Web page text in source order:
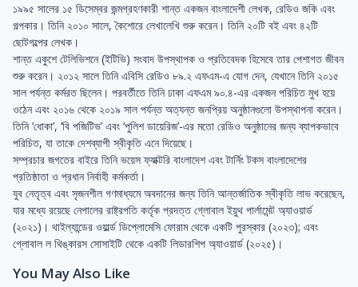
১৯৯৫ সালের ১৫ ডিসেম্বর জন্মগ্রহণকারী শান্ত একজন বাংলাদেশী লেখক, রেডিও জকি এবং
গল্পকার। তিনি ২০১০ সালে, কৈশোরে লেখালেখি শুরু করেন। তিনি ২০টি বই এবং ৪২টি
ছোটগল্পের লেখক।
শান্ত একুশে টেলিভিশনে (ইটিভি) সংবাদ উপস্থাপক ও প্রতিবেদক হিসেবে তার পেশাগত জীবন
শুরু করেন। ২০১২ সালে তিনি এবিসি রেডিও ৮৯.২ এফএম-এ যোগ দেন, যেখানে তিনি ২০১৫
সাল পর্যন্ত কর্মরত ছিলেন। পরবর্তীতে তিনি ঢাকা এফএম ৯০.৪-এর একজন পরিচিত মুখ হয়ে
ওঠেন এবং ২০১৬ থেকে ২০১৯ সাল পর্যন্ত অত্যন্ত জনপ্রিয় অনুষ্ঠানগুলো উপস্থাপনা করেন।
তিনি ‘ধোকা’, ‘বি পজিটিভ’ এবং ‘পুলিশ ডায়েরিজ’-এর মতো রেডিও অনুষ্ঠানের জন্য ব্যাপকভাবে
পরিচিত, যা তাকে দেশব্যাপী স্বীকৃতি এনে দিয়েছে।
সম্প্রচার জগতের বাইরে তিনি ভয়েস ফ্যাক্টরি বাংলাদেশ এবং টার্নিং টকস বাংলাদেশের
প্রতিষ্ঠাতা ও প্রধান নির্বাহী কর্মকর্তা।
যুব নেতৃত্ব এবং সৃজনশীল গণমাধ্যমে অবদানের জন্য তিনি আন্তর্জাতিক স্বীকৃতি লাভ করেছেন,
যার মধ্যে রয়েছে নেপালের রাষ্ট্রপতি কর্তৃক প্রদত্ত গ্লোবাল ইয়ুথ পার্লামেন্ট অ্যাওয়ার্ড
(২০২১)। থাইল্যান্ডের ওয়ার্ল্ড ডিপ্লোমেসি ফোরাম থেকে একটি পুরস্কার (২০২৩); এবং
গ্লোবাল ল থিঙ্কারস সোসাইটি থেকে একটি লিডারশিপ অ্যাওয়ার্ড (২০২৫)।
You May Also Like